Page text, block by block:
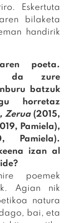
Eskertuta
bilaketa
handirik
poeta.
da zure
batzuk
horretaz
Zerua (2015,
Pamiela),
Pamiela).
izan al
poemek
Agian nik
natura
bai, eta